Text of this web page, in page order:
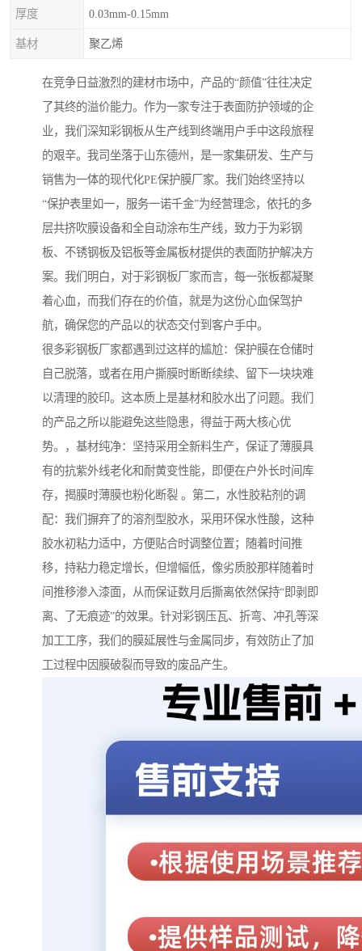
厚度 0.03mm-0.15mm
基材 聚乙烯
在竞争日益激烈的建材市场中，产品的“颜值”往往决定
了其终的溢价能力。作为一家专注于表面防护领域的企
业，我们深知彩钢板从生产线到终端用户手中这段旅程
的艰辛。我司坐落于山东德州，是一家集研发、生产与
销售为一体的现代化PE保护膜厂家。我们始终坚持以
“保护表里如一，服务一诺千金”为经营理念，依托的多
层共挤吹膜设备和全自动涂布生产线，致力于为彩钢
板、不锈钢板及铝板等金属板材提供的表面防护解决方
案。我们明白，对于彩钢板厂家而言，每一张板都凝聚
着心血，而我们存在的价值，就是为这份心血保驾护
航，确保您的产品以的状态交付到客户手中。
很多彩钢板厂家都遇到过这样的尴尬：保护膜在仓储时
自己脱落，或者在用户撕膜时断断续续、留下一块块难
以清理的胶印。这本质上是基材和胶水出了问题。我们
的产品之所以能避免这些隐患，得益于两大核心优
势。，基材纯净：坚持采用全新料生产，保证了薄膜具
有的抗紫外线老化和耐黄变性能，即便在户外长时间库
存，揭膜时薄膜也粉化断裂 。第二，水性胶粘剂的调
配：我们摒弃了的溶剂型胶水，采用环保水性酸，这种
胶水初粘力适中，方便贴合时调整位置；随着时间推
移，持粘力稳定增长，但增幅低，像劣质胶那样随着时
间推移渗入漆面，从而保证数月后撕离依然保持“即剥即
离、了无痕迹”的效果。针对彩钢压瓦、折弯、冲孔等深
加工工序，我们的膜延展性与金属同步，有效防止了加
工过程中因膜破裂而导致的废品产生。